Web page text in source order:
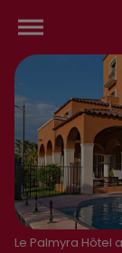
Le Palmyra Hôtel